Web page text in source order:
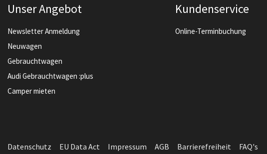
Unser Angebot
Newsletter Anmeldung
Neuwagen
Gebrauchtwagen
Audi Gebrauchtwagen :plus
Camper mieten
Kundenservice
Online-Terminbuchung
Datenschutz EU Data Act Impressum AGB Barrierefreiheit
FAQ's